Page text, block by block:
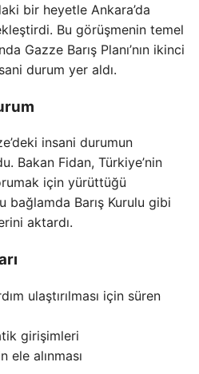
bir heyetle Ankara’da
Bu görüşmenin temel
Gazze Barış Planı’nın ikinci
durum yer aldı.
insani durumun
Bakan Fidan, Türkiye’nin
için yürüttüğü
bağlamda Barış Kurulu gibi
aktardı.
ulaştırılması için süren
girişimleri
ele alınması